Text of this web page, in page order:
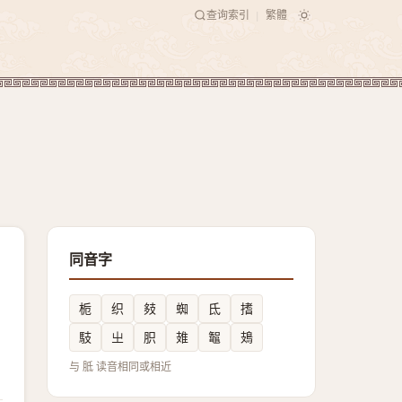
查询索引 繁體
同音字
栀 织 㩼 蜘 氐
搘
馶
㞢 胑 䧴 鼅 鳷
与 胝 读音相同或相近